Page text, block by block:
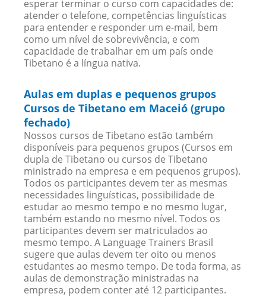
esperar terminar o curso com capacidades de:
atender o telefone, competências linguísticas
para entender e responder um e-mail, bem
como um nível de sobrevivência, e com
capacidade de trabalhar em um país onde
Tibetano é a língua nativa.
Aulas em duplas e pequenos grupos
Cursos de Tibetano em Maceió (grupo
fechado)
Nossos cursos de Tibetano estão também
disponíveis para pequenos grupos (Cursos em
dupla de Tibetano ou cursos de Tibetano
ministrado na empresa e em pequenos grupos).
Todos os participantes devem ter as mesmas
necessidades linguísticas, possibilidade de
estudar ao mesmo tempo e no mesmo lugar,
também estando no mesmo nível. Todos os
participantes devem ser matriculados ao
mesmo tempo. A Language Trainers Brasil
sugere que aulas devem ter oito ou menos
estudantes ao mesmo tempo. De toda forma, as
aulas de demonstração ministradas na
empresa, podem conter até 12 participantes.